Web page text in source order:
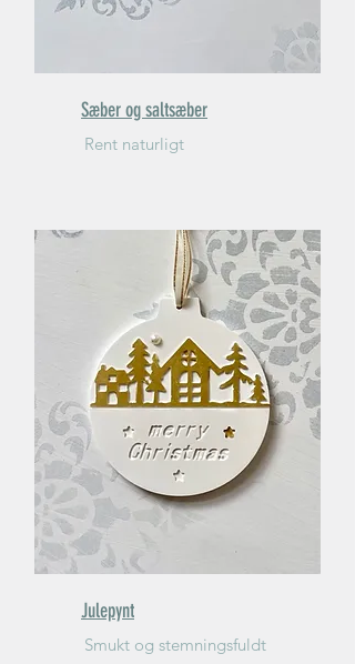
Sæber og saltsæber
Rent naturligt
Julepynt
Smukt og stemningsfuldt